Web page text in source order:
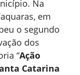
Na
em
o segundo
dos
“Ação
Catarina